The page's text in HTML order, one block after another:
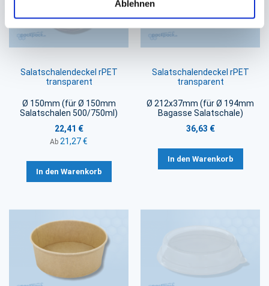
Ablehnen
Salatschalendeckel rPET
transparent
Ø 150mm (für Ø 150mm
Salatschalen 500/750ml)
22,41 €
Ab 21,27 €
In den Warenkorb
Salatschalendeckel rPET
transparent
Ø 212x37mm (für Ø 194mm
Bagasse Salatschale)
36,63 €
In den Warenkorb